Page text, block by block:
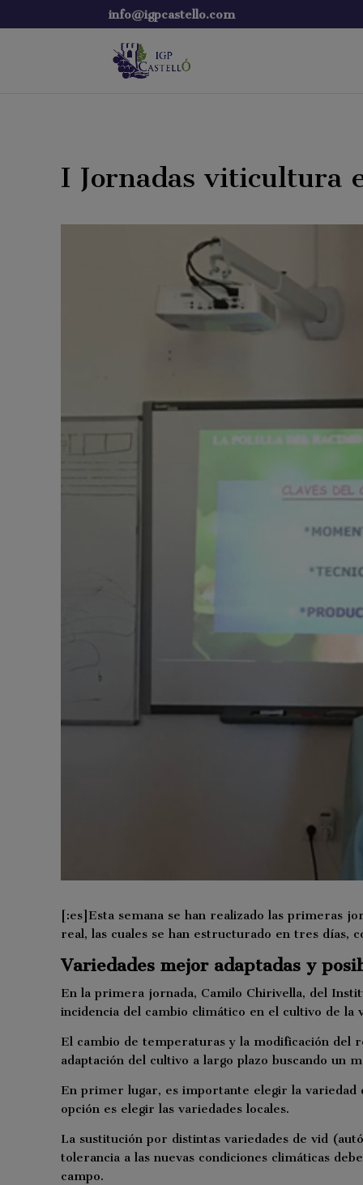
info@igpcastello.com
I Jornadas viticultura
[:es]Esta semana se han realizado las primeras
real, las cuales se han estructurado en tres días,
Variedades mejor adaptadas y
En la primera jornada, Camilo Chirivella, del
incidencia del cambio climático en el cultivo de la
El cambio de temperaturas y la modificación del
adaptación del cultivo a largo plazo buscando un
En primer lugar, es importante elegir la variedad
opción es elegir las variedades locales.
La sustitución por distintas variedades de vid
tolerancia a las nuevas condiciones climáticas
campo.